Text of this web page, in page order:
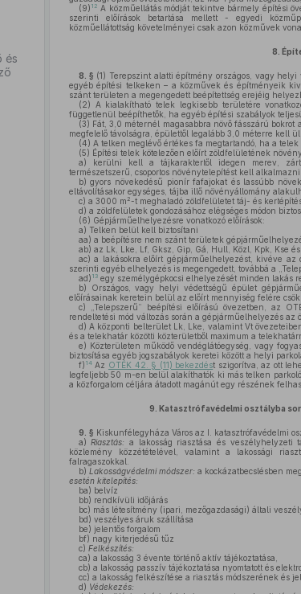
és
(9) 12 A közműellátás módját tekintve bármely építési
szerinti előírások betartása mellett - egyedi
közműellátottság követelményei csak azon közművek
8.
8. § (1) Terepszint alatti építmény országos, vagy
egyéb építési telkeken – a közművek és építményeik
szánt területen a megengedett beépítettség erejéig
(2) A kialakítható telek legkisebb területére
függetlenül beépíthetők, ha egyéb építési szabályok
(3) Fát, 3,0 méternél magasabbra növő fásszárú
megfelelő távolságra, épülettől legalább 3,0 méterre kell
(4) A telken meglévő értékes fa megtartandó, ha a
(5) Építési telek kötelezően előírt zöldfelületének
a) kerülni kell a tájkaraktertől idegen merev,
természetszerű, csoportos növénytelepítést kell alkalmazni;
b) gyors növekedésű pionír fafajokat és lassúbb
eltávolításakor egységes, tájba illő növényállomány
c) a 3000 m 2-t meghaladó zöldfelületet táj- és
d) a zöldfelületek gondozásához elégséges módon
(6) Gépjárműelhelyezésre vonatkozó előírások:
a) Telken belül kell biztosítani
aa) a beépítésre nem szánt területek
ab) az Lk, Lke, Lf, Gksz, Gip, Gá, Hull, Közl, Kpk, Kse
ac) a lakásokra előírt gépjárműelhelyezést, kivéve az
szerinti egyéb elhelyezés is megengedett, továbbá a
ad) 13egy személygépkocsi elhelyezését minden lakás
b) Országos, vagy helyi védettségű épület
előírásainak keretein belül az előírt mennyiség felére
c) „Telepszerű” beépítési előírású övezetben, az
rendeltetési mód változás során a gépjárműelhelyezés
d) A központi belterület Lk, Lke, valamint Vt
és a telekhatár közötti közterületből maximum a
e) Közterületen működő vendéglátóegység, vagy
biztosítása egyéb jogszabályok keretei között a helyi
f) 14Az OTÉK 42. § (11) bekezdést szigorítva, az ott
legfeljebb 50 m-en belül alakíthatók ki más telken
a közforgalom céljára átadott magánút egy részének
9. Katasztrófavédelmi osztályba
9. § Kiskunfélegyháza Város az I. katasztrófavédelmi
a) Riasztás: a lakosság riasztása és veszélyhelyzeti
közlemény közzétételével, valamint a lakossági
falragaszokkal.
b) Lakosságvédelmi módszer: a kockázatbecslésben
esetén kitelepítés:
ba) belvíz
bb) rendkívüli időjárás
bc) más létesítmény (ipari, mezőgazdasági) általi
bd) veszélyes áruk szállítása
be) jelentős forgalom
bf) nagy kiterjedésű tűz
c) Felkészítés:
ca) a lakosság 3 évente történő aktív tájékoztatása,
cb) a lakosság passzív tájékoztatása nyomtatott és
cc) a lakosság felkészítése a riasztás módszerének és
d) Védekezés: